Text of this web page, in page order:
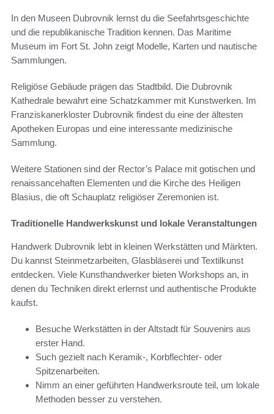
In den Museen Dubrovnik lernst du die Seefahrtsgeschichte
und die republikanische Tradition kennen. Das Maritime
Museum im Fort St. John zeigt Modelle, Karten und nautische
Sammlungen.
Religiöse Gebäude prägen das Stadtbild. Die Dubrovnik
Kathedrale bewahrt eine Schatzkammer mit Kunstwerken. Im
Franziskanerkloster Dubrovnik findest du eine der ältesten
Apotheken Europas und eine interessante medizinische
Sammlung.
Weitere Stationen sind der Rector’s Palace mit gotischen und
renaissancehaften Elementen und die Kirche des Heiligen
Blasius, die oft Schauplatz religiöser Zeremonien ist.
Traditionelle Handwerkskunst und lokale Veranstaltungen
Handwerk Dubrovnik lebt in kleinen Werkstätten und Märkten.
Du kannst Steinmetzarbeiten, Glasbläserei und Textilkunst
entdecken. Viele Kunsthandwerker bieten Workshops an, in
denen du Techniken direkt erlernst und authentische Produkte
kaufst.
Besuche Werkstätten in der Altstadt für Souvenirs aus
erster Hand.
Such gezielt nach Keramik-, Korbflechter- oder
Spitzenarbeiten.
Nimm an einer geführten Handwerksroute teil, um lokale
Methoden besser zu verstehen.